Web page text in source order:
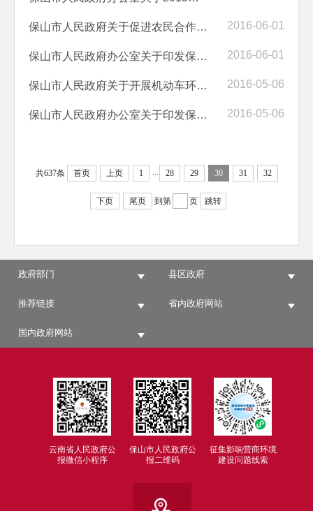
保山市人民政府关于促进农民合作社健康发展的意见 2016-06-01
保山市人民政府办公室关于印发保山市2016年食品安全工作要点的通知 2016-06-01
保山市人民政府关于开展机动车环保检验及标志核发的通告 2016-05-06
保山市人民政府办公室关于印发保山市政务信息资源管理暂行办法的通知 2016-05-06
共637条 首页 上页 1 ... 28 29 30 31 32
下页 尾页 到第 页 跳转
政府部门 县区政府
推荐链接 省内政府网站
国内政府网站
云南省人民政府公
报微信小程序
保山市人民政府公
报二维码
征集影响营商环境
建设问题线索